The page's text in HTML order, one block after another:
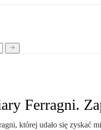
Ferragni.
której udało się zyskać